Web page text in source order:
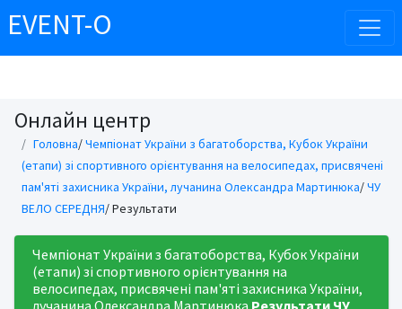
EVENT-O
Онлайн центр
Головна/Чемпіонат України з багатоборства, Кубок України
(етапи) зі спортивного орієнтування на велосипедах, присвячені
пам'яті захисника України, лучанина Олександра Мартинюка/ЧУ
ВЕЛО СЕРЕДНЯ/ Результати
Чемпіонат України з багатоборства, Кубок України
(етапи) зі спортивного орієнтування на
велосипедах, присвячені пам'яті захисника України,
лучанина Олександра Мартинюка Результати ЧУ